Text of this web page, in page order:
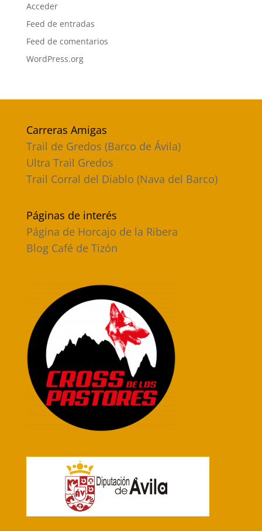
Acceder
Feed de entradas
Feed de comentarios
WordPress.org
Carreras Amigas
Trail de Gredos (Barco de Ávila)
Ultra Trail Gredos
Trail Corral del Diablo (Nava del Barco)
Páginas de interés
Página de Horcajo de la Ribera
Blog Café de Tizón